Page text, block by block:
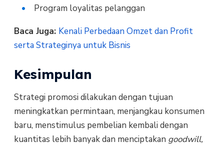
Program loyalitas pelanggan
Baca Juga: Kenali Perbedaan Omzet dan Profit
serta Strateginya untuk Bisnis
Kesimpulan
Strategi promosi dilakukan dengan tujuan
meningkatkan permintaan, menjangkau konsumen
baru, menstimulus pembelian kembali dengan
kuantitas lebih banyak dan menciptakan goodwill,